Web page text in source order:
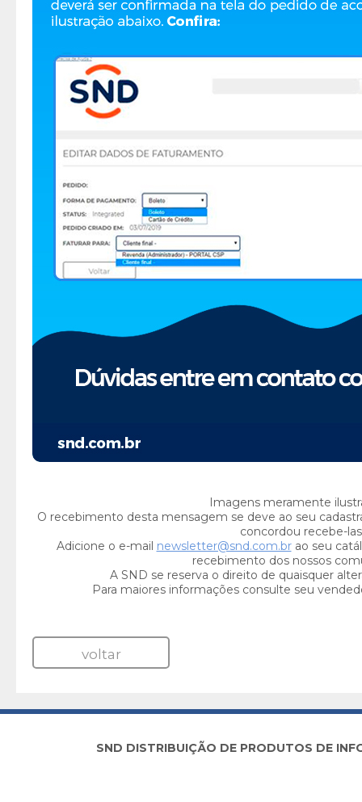
Imagens meramente
O recebimento desta mensagem se deve ao seu
concordou recebe-
Adicione o e-mail newsletter@snd.com.brao seu
recebimento dos nossos
A SND se reserva o direito de quaisquer
Para maiores informações consulte seu
voltar
SND DISTRIBUIÇÃO DE PRODUTOS DE